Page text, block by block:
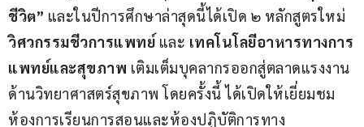
ชีวิต” และในปีการศึกษาล่าสุดนี้ได้เปิด ๒ หลักสูตรใหม่
วิศวกรรมชีวการแพทย์ และ เทคโนโลยีอาหารทางการ
แพทย์และสุขภาพ เติมเต็มบุคลากรออกสู่ตลาดแรงงาน
ด้านวิทยาศาสตร์สุขภาพ โดยครั้งนี้ ได้เปิดให้เยี่ยมชม
ห้องการเรียนการสอนและห้องปฏิบัติการทาง